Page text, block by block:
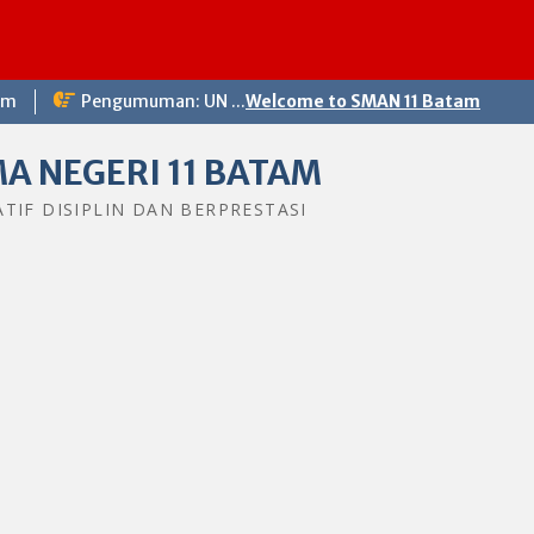
Pengumuman: UN ...Welcome to SMAN 11 Batam
NEGERI 11 BATAM
DISIPLIN DAN BERPRESTASI